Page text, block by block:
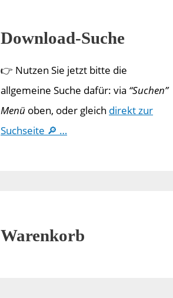
Download-Suche
👉 Nutzen Sie jetzt bitte die
allgemeine Suche dafür: via “Suchen”
Menü oben, oder gleich direkt zur
Suchseite 🔎 …
Warenkorb